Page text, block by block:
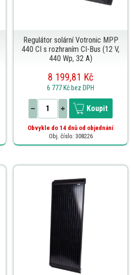
Regulátor solární Votronic MPP
440 CI s rozhraním CI-Bus (12 V,
440 Wp, 32 A)
8 199,81 Kč
6 777 Kč bez DPH
Koupit
Obvykle do 14 dnů od objednání
Obj. číslo: 308226